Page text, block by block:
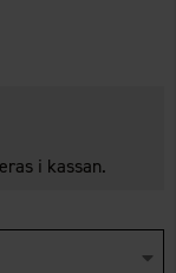
i kassan.